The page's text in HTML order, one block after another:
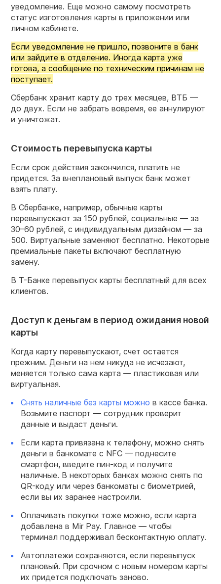
уведомление. Еще можно самому посмотреть
статус изготовления карты в приложении или
личном кабинете.
Если уведомление не пришло, позвоните в банк
или зайдите в отделение. Иногда карта уже
готова, а сообщение по техническим причинам не
поступает.
Сбербанк хранит карту до трех месяцев, ВТБ —
до двух. Если не забрать вовремя, ее аннулируют
и уничтожат.
Стоимость перевыпуска карты
Если срок действия закончился, платить не
придется. За внеплановый выпуск банк может
взять плату.
В Сбербанке, например, обычные карты
перевыпускают за 150 рублей, социальные — за
30–60 рублей, с индивидуальным дизайном — за
500. Виртуальные заменяют бесплатно. Некоторые
премиальные пакеты включают бесплатную
замену.
В Т-Банке перевыпуск карты бесплатный для всех
клиентов.
Доступ к деньгам в период ожидания новой
карты
Когда карту перевыпускают, счет остается
прежним. Деньги на нем никуда не исчезают,
меняется только сама карта — пластиковая или
виртуальная.
Снять наличные без карты можно в кассе банка.
Возьмите паспорт — сотрудник проверит
данные и выдаст деньги.
Если карта привязана к телефону, можно снять
деньги в банкомате с NFC — поднесите
смартфон, введите пин-код и получите
наличные. В некоторых банках можно снять по
QR-коду или через банкоматы с биометрией,
если вы их заранее настроили.
Оплачивать покупки тоже можно, если карта
добавлена в Mir Pay. Главное — чтобы
терминал поддерживал бесконтактную оплату.
Автоплатежи сохраняются, если перевыпуск
плановый. При срочном с новым номером карты
их придется подключать заново.